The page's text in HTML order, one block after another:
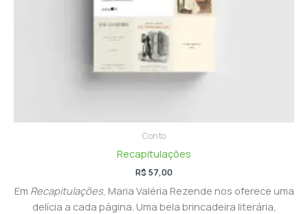
Conto
Recapitulações
R$ 57,00
Em Recapitulações, Maria Valéria Rezende nos oferece uma
delícia a cada página. Uma bela brincadeira literária,